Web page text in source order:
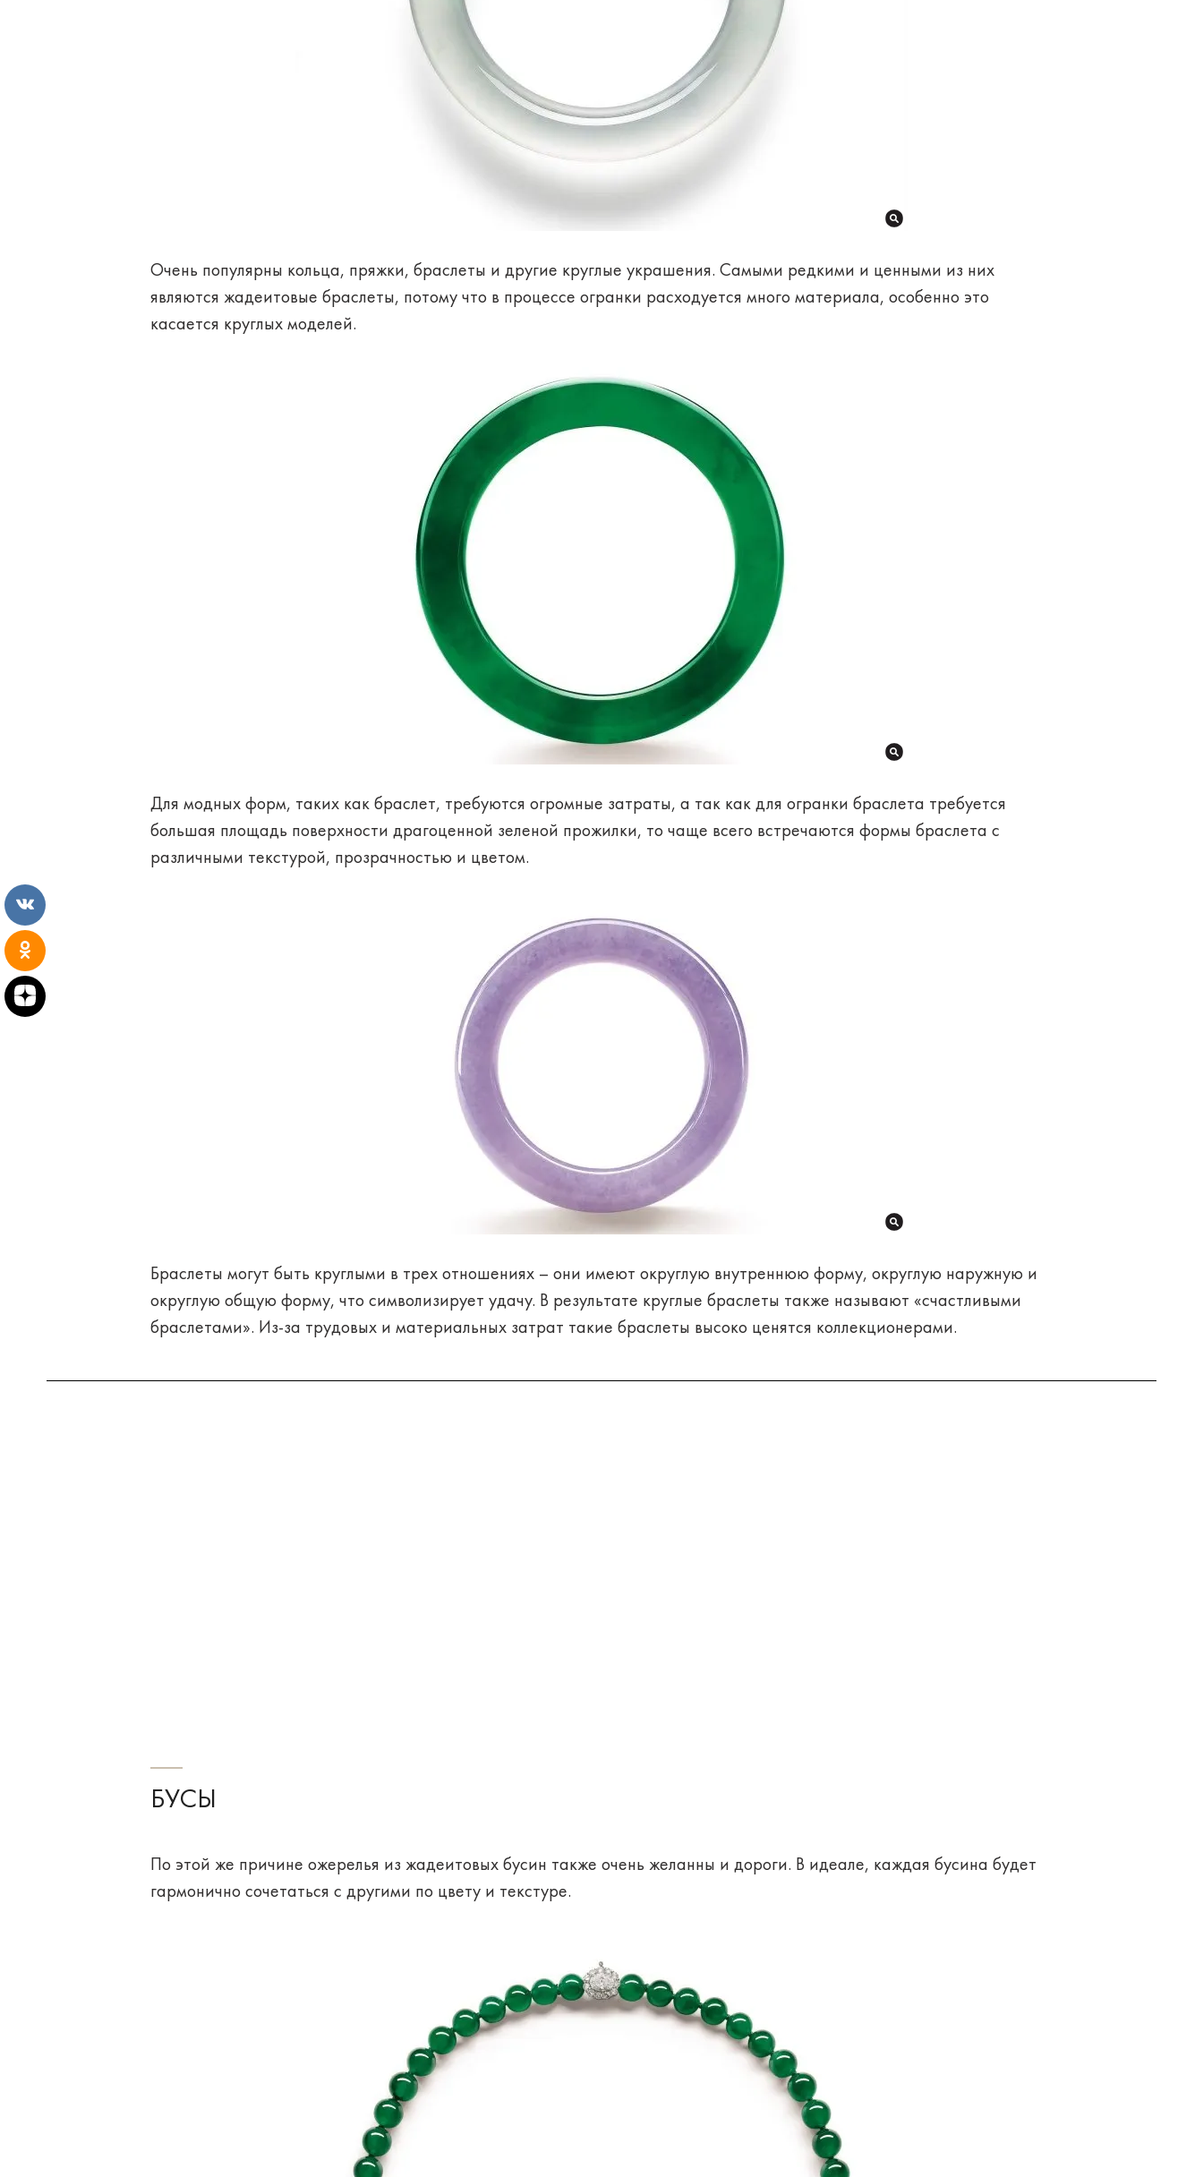
Очень популярны кольца, пряжки, браслеты и другие круглые украшения. Самыми редкими и ценными из них
являются жадеитовые браслеты, потому что в процессе огранки расходуется много материала, особенно это
касается круглых моделей.
Для модных форм, таких как браслет, требуются огромные затраты, а так как для огранки браслета требуется
большая площадь поверхности драгоценной зеленой прожилки, то чаще всего встречаются формы браслета с
различными текстурой, прозрачностью и цветом.
Браслеты могут быть круглыми в трех отношениях – они имеют округлую внутреннюю форму, округлую наружную и
округлую общую форму, что символизирует удачу. В результате круглые браслеты также называют «счастливыми
браслетами». Из-за трудовых и материальных затрат такие браслеты высоко ценятся коллекционерами.
БУСЫ
По этой же причине ожерелья из жадеитовых бусин также очень желанны и дороги. В идеале, каждая бусина будет
гармонично сочетаться с другими по цвету и текстуре.